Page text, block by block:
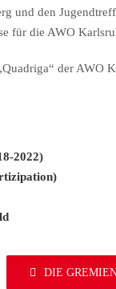
und den
für die AWO
der AWO
2022)
DIE